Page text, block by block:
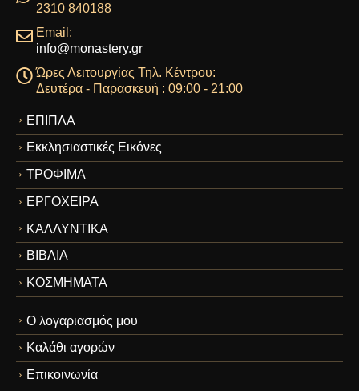
2310 840188
Email:
info@monastery.gr
Ώρες Λειτουργίας Τηλ. Κέντρου:
Δευτέρα - Παρασκευή : 09:00 - 21:00
ΕΠΙΠΛΑ
Εκκλησιαστικές Εικόνες
ΤΡΟΦΙΜΑ
ΕΡΓΟΧΕΙΡΑ
ΚΑΛΛΥΝΤΙΚΑ
ΒΙΒΛΙΑ
ΚΟΣΜΗΜΑΤΑ
Ο λογαριασμός μου
Καλάθι αγορών
Επικοινωνία